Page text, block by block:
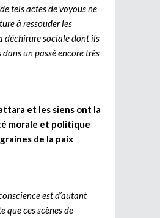
tels actes de voyous ne
à ressouder les
déchirure sociale dont ils
un passé encore très
et les siens ont la
morale et politique
de la paix
est d’autant
que ces scènes de